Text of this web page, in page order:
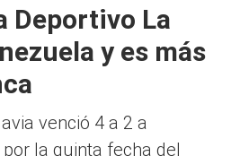
Deportivo La
y es más
venció 4 a 2 a
la quinta fecha del